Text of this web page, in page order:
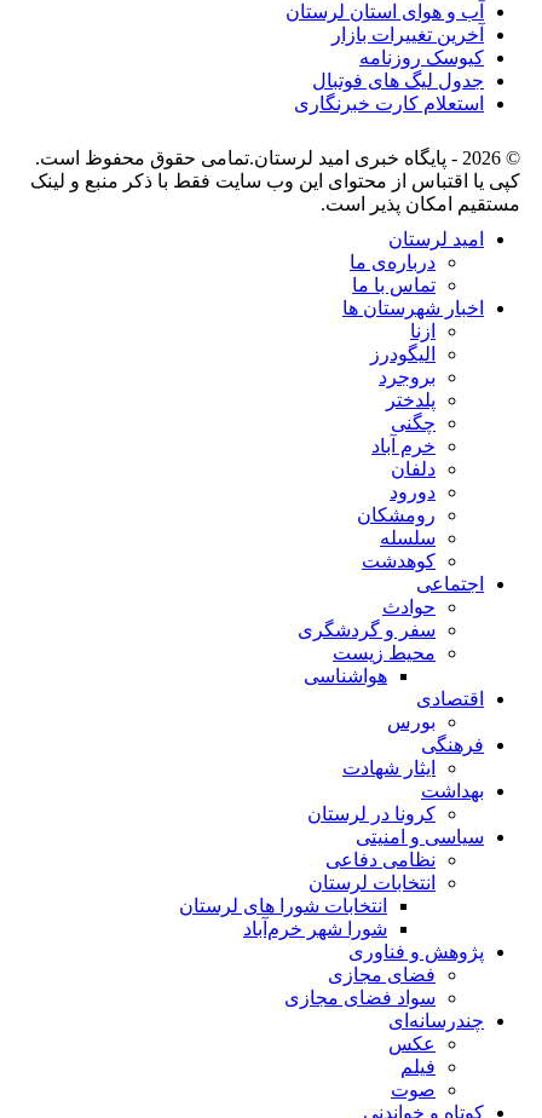
آب و هوای استان لرستان
آخرین تغییرات بازار
کیوسک روزنامه
جدول لیگ های فوتبال
استعلام کارت خبرنگاری
© 2026 - پایگاه خبری اميد لرستان.تمامی حقوق محفوظ است.
کپی یا اقتباس از محتوای این وب سایت فقط با ذکر منبع و لینک
مستقیم امکان پذیر است.
امید لرستان
درباره‌ی ما
تماس با ما
اخبار شهرستان ها
ازنا
الیگودرز
بروجرد
پلدختر
چگنی
خرم آباد
دلفان
دورود
رومشکان
سلسله
کوهدشت
اجتماعی
حوادث
سفر و گردشگری
محیط زیست
هواشناسی
اقتصادی
بورس
فرهنگی
ایثار شهادت
بهداشت
کرونا در لرستان
سیاسی و امنیتی
نظامی دفاعی
انتخابات لرستان
انتخابات شورا های لرستان
شورا شهر خرم‌آباد
پژوهش و فناوری
فضای مجازی
سواد فضای مجازی
چندرسانه‌ای
عكس
فیلم
صوت
کوتاه و خواندنی